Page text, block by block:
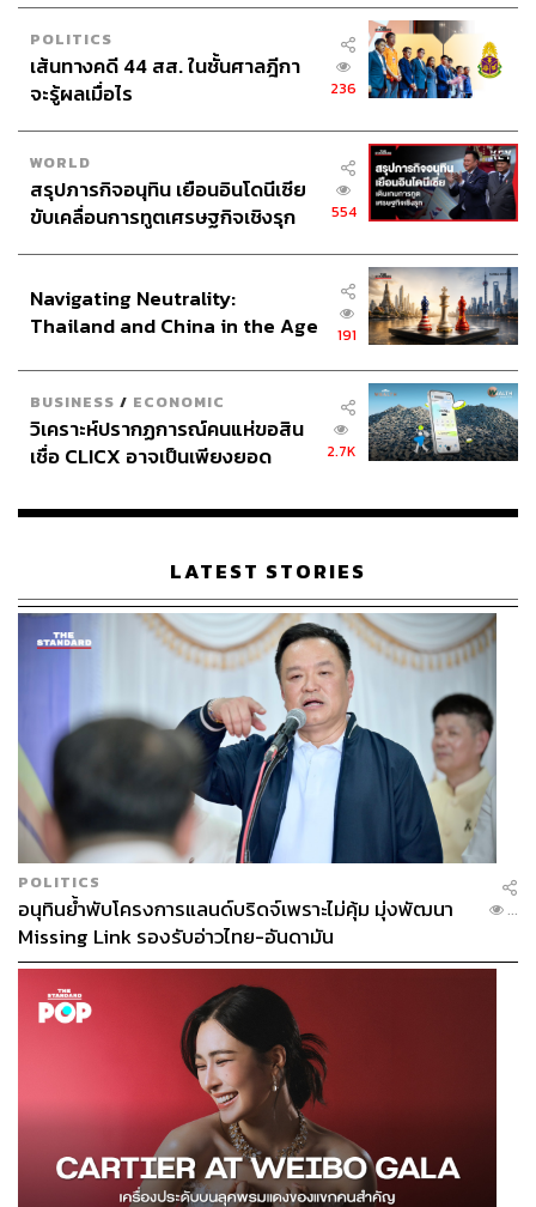
POLITICS
เส้นทางคดี 44 สส. ในชั้นศาลฎีกา
จะรู้ผลเมื่อไร
236
WORLD
สรุปภารกิจอนุทิน เยือนอินโดนีเซีย
ขับเคลื่อนการทูตเศรษฐกิจเชิงรุก
554
Navigating Neutrality:
Thailand and China in the Age
191
BUSINESS / ECONOMIC
วิเคราะห์ปรากฏการณ์คนแห่ขอสิน
เชื่อ CLICX อาจเป็นเพียงยอด
เรือนไทยที่ถูกซุกไว้
2.7K
LATEST STORIES
POLITICS
อนุทินย้ำพับโครงการแลนด์บริดจ์เพราะไม่คุ้ม มุ่งพัฒนา
Missing Link รองรับอ่าวไทย-อันดามัน
...